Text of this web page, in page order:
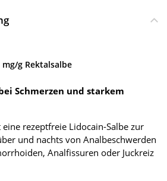
mg/g Rektalsalbe
Schmerzen und starkem
eine rezeptfreie Lidocain-Salbe zur
und nachts von Analbeschwerden
Analfissuren oder Juckreiz